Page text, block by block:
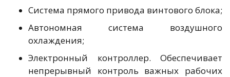
Система прямого привода винтового блока;
Автономная система воздушного
охлаждения;
Электронный контроллер. Обеспечивает
непрерывный контроль важных рабочих